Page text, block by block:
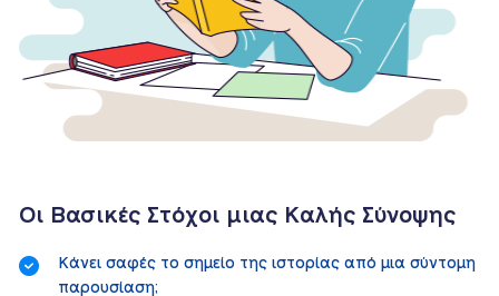
Οι Βασικές Στόχοι μιας Καλής Σύνοψης
Κάνει σαφές το σημείο της ιστορίας από μια σύντομη
παρουσίαση;